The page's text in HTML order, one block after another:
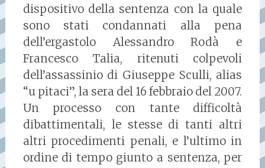
dispositivo della sentenza con la quale
sono stati condannati alla pena
dell’ergastolo Alessandro Rodà e
Francesco Talia, ritenuti colpevoli
dell’assassinio di Giuseppe Sculli, alias
“u pitaci”, la sera del 16 febbraio del 2007.
Un processo con tante difficoltà
dibattimentali, le stesse di tanti altri
altri procedimenti penali, e l’ultimo in
ordine di tempo giunto a sentenza, per